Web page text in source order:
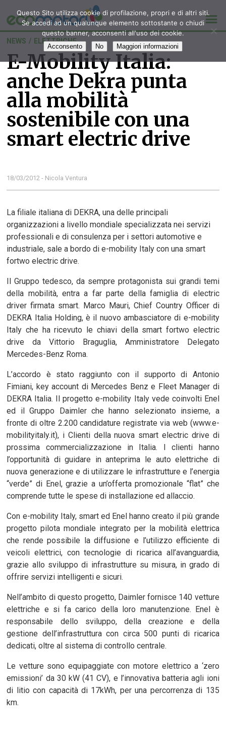
NEWS / ELETTRICHE
E-Mobility Italia:
anche Dekra punta
alla mobilità
sostenibile con una
smart electric drive
18/03/2012 - Nicola Ventura
La filiale italiana di DEKRA, una delle principali
organizzazioni a livello mondiale specializzata nei servizi
professionali e di consulenza per i settori automotive e
industriale, sale a bordo di e-mobility Italy con una smart
fortwo electric drive.
Il Gruppo tedesco, da sempre protagonista sui grandi temi
della mobilità, entra a far parte della famiglia di electric
driver firmata smart. Marco Mauri, Chief Country Officer di
DEKRA Italia Holding, è il nuovo ambasciatore di e-mobility
Italy che ha ricevuto le chiavi della smart fortwo electric
drive da Vittorio Braguglia, Amministratore Delegato
Mercedes-Benz Roma.
L’accordo è stato raggiunto con il supporto di Antonio
Fimiani, key account di Mercedes Benz e Fleet Manager di
DEKRA Italia. Il progetto e-mobility Italy vede coinvolti Enel
ed il Gruppo Daimler che hanno selezionato insieme, a
fronte di oltre 2.200 candidature registrate via web (www.e-
mobilityitaly.it), i Clienti della nuova smart electric drive di
prossima commercializzazione in Italia. I clienti hanno
l’opportunità di guidare in anteprima le auto elettriche di
nuova generazione e di utilizzare le infrastrutture e l’energia
“verde” di Enel, grazie a un’offerta promozionale “flat” che
comprende tutte le spese di installazione ed allaccio.
Con e-mobility Italy, smart ed Enel hanno creato il più grande
progetto pilota mondiale integrato per la mobilità elettrica
che rende possibile la diffusione e l’utilizzo efficiente di
veicoli elettrici, con tecnologie di ricarica all’avanguardia,
grazie allo sviluppo di infrastrutture su misura, in grado di
offrire servizi intelligenti e sicuri.
Nell’ambito di questo progetto, Daimler fornisce 140 vetture
elettriche e si fa carico della loro manutenzione. Enel è
responsabile dello sviluppo, della creazione e della
gestione dell’infrastruttura con circa 500 punti di ricarica
dedicati, oltre al sistema di controllo centrale.
Le vetture sono equipaggiate con motore elettrico a ‘zero
emissioni’ da 30 kW (41 CV), e l’innovativa batteria agli ioni
di litio con capacità di 17kWh, per una percorrenza di 135
km.
Questo Sito utilizza cookie di profilazione, propri e di altri siti.
Se accedi ad un qualunque elemento sottostante o chiudi
questo banner, acconsenti all'uso dei cookie.
Acconsento No Maggiori informazioni